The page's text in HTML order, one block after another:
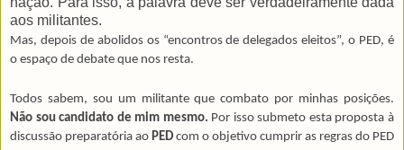
aos militantes.
Mas, depois de abolidos os “encontros de delegados eleitos”, o PED, é
o espaço de debate que nos resta.
Todos sabem, sou um militante que combato por minhas posições.
Não sou candidato de mim mesmo. Por isso submeto esta proposta à
discussão preparatória ao PED com o objetivo cumprir as regras do PED